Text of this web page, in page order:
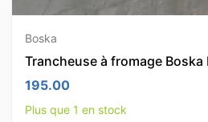
Boska
Trancheuse à fromage
195.00
Plus que 1 en stock